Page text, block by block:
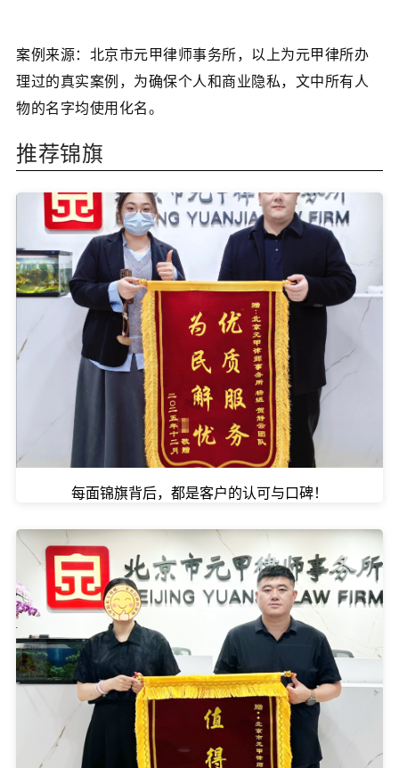
案例来源：北京市元甲律师事务所，以上为元甲律所办
理过的真实案例，为确保个人和商业隐私，文中所有人
物的名字均使用化名。
推荐锦旗
每面锦旗背后，都是客户的认可与口碑！